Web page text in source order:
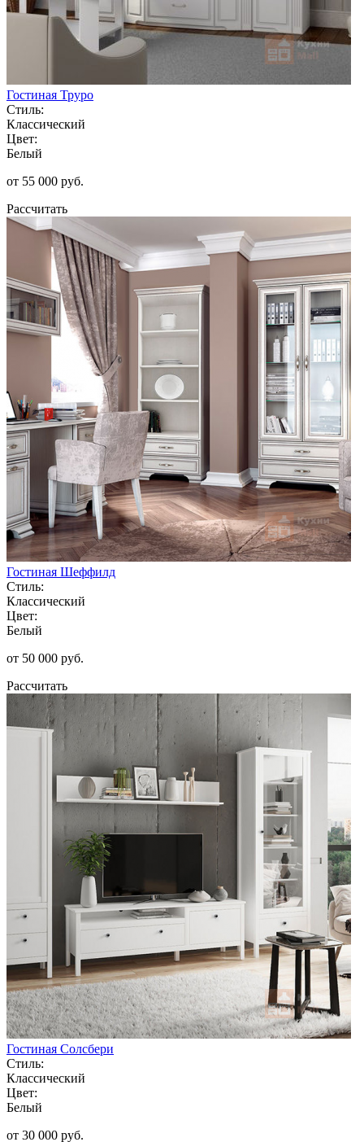
Гостиная Труро
Стиль:
Классический
Цвет:
Белый
от 55 000 руб.
Рассчитать
Гостиная Шеффилд
Стиль:
Классический
Цвет:
Белый
от 50 000 руб.
Рассчитать
Гостиная Солсбери
Стиль:
Классический
Цвет:
Белый
от 30 000 руб.